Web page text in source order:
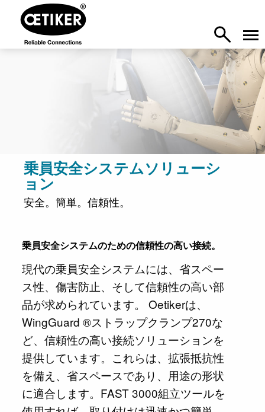
乗員安全システムソリューシ
ョン
安全。簡単。信頼性。
乗員安全システムのための信頼性の高い接続。
現代の乗員安全システムには、省スペー
ス性、傷害防止、そして信頼性の高い部
品が求められています。 Oetikerは、
WingGuard ®ストラップクランプ270な
ど、信頼性の高い接続ソリューションを
提供しています。これらは、拡張抵抗性
を備え、省スペースであり、用途の形状
に適合します。FAST 3000組立ツールを